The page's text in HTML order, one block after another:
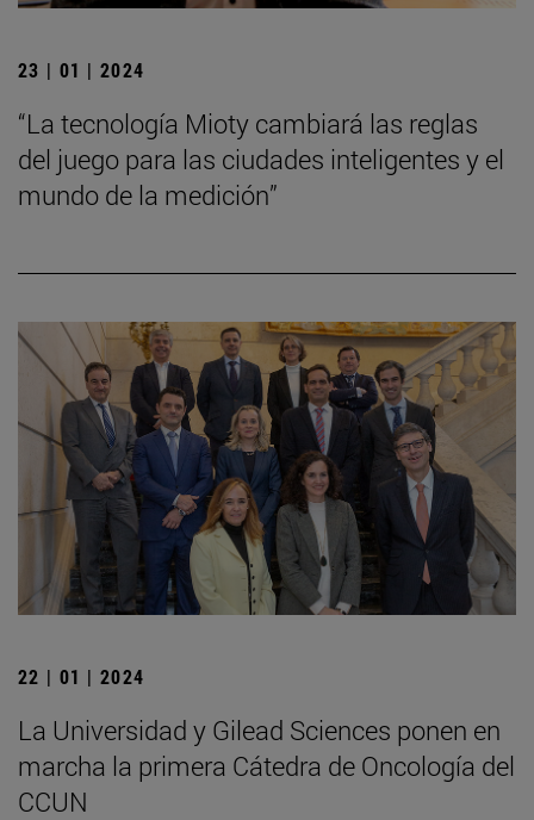
23 | 01 | 2024
“La tecnología Mioty cambiará las reglas
del juego para las ciudades inteligentes y el
mundo de la medición”
22 | 01 | 2024
La Universidad y Gilead Sciences ponen en
marcha la primera Cátedra de Oncología del
CCUN